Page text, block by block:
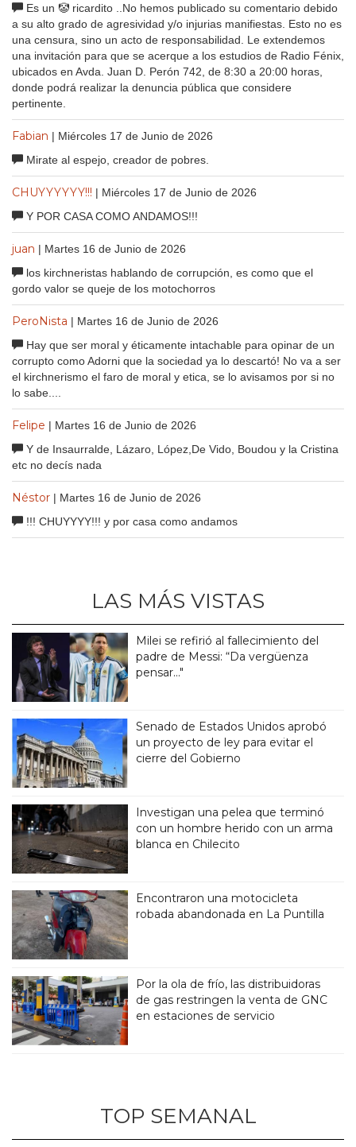
Es un 🤡 ricardito ..No hemos publicado su comentario debido
a su alto grado de agresividad y/o injurias manifiestas. Esto no es
una censura, sino un acto de responsabilidad. Le extendemos
una invitación para que se acerque a los estudios de Radio Fénix,
ubicados en Avda. Juan D. Perón 742, de 8:30 a 20:00 horas,
donde podrá realizar la denuncia pública que considere
pertinente.
Fabian | Miércoles 17 de Junio de 2026
Mirate al espejo, creador de pobres.
CHUYYYYYY!!! | Miércoles 17 de Junio de 2026
Y POR CASA COMO ANDAMOS!!!
juan | Martes 16 de Junio de 2026
los kirchneristas hablando de corrupción, es como que el
gordo valor se queje de los motochorros
PeroNista | Martes 16 de Junio de 2026
Hay que ser moral y éticamente intachable para opinar de un
corrupto como Adorni que la sociedad ya lo descartó! No va a ser
el kirchnerismo el faro de moral y etica, se lo avisamos por si no
lo sabe....
Felipe | Martes 16 de Junio de 2026
Y de Insaurralde, Lázaro, López,De Vido, Boudou y la Cristina
etc no decís nada
Néstor | Martes 16 de Junio de 2026
!!! CHUYYYY!!! y por casa como andamos
LAS MÁS VISTAS
Milei se refirió al fallecimiento del
padre de Messi: “Da vergüenza
pensar..."
Senado de Estados Unidos aprobó
un proyecto de ley para evitar el
cierre del Gobierno
Investigan una pelea que terminó
con un hombre herido con un arma
blanca en Chilecito
Encontraron una motocicleta
robada abandonada en La Puntilla
Por la ola de frío, las distribuidoras
de gas restringen la venta de GNC
en estaciones de servicio
TOP SEMANAL